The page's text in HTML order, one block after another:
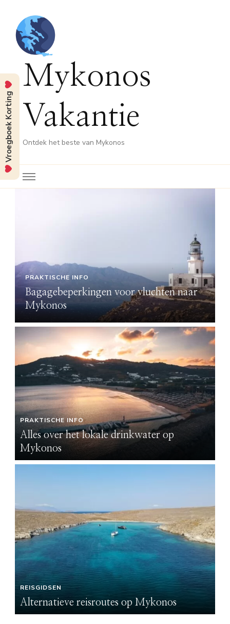
Mykonos
Vakantie
Ontdek het beste van Mykonos
PRAKTISCHE INFO
Bagagebeperkingen voor vluchten naar
Mykonos
PRAKTISCHE INFO
Alles over het lokale drinkwater op
Mykonos
REISGIDSEN
Alternatieve reisroutes op Mykonos
Vroegboek Korting